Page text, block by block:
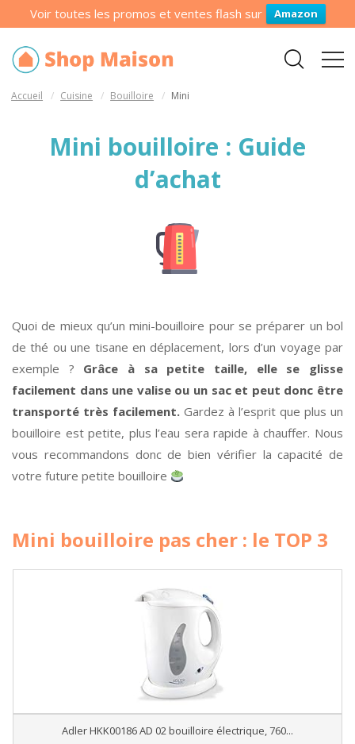
Voir toutes les promos et ventes flash sur Amazon
Accueil Cuisine Bouilloire Mini
Mini bouilloire : Guide
d’achat
Quoi de mieux qu’un mini-bouilloire pour se préparer un bol
de thé ou une tisane en déplacement, lors d’un voyage par
exemple ? Grâce à sa petite taille, elle se glisse
facilement dans une valise ou un sac et peut donc être
transporté très facilement. Gardez à l’esprit que plus un
bouilloire est petite, plus l’eau sera rapide à chauffer. Nous
vous recommandons donc de bien vérifier la capacité de
votre future petite bouilloire
Mini bouilloire pas cher : le TOP 3
Adler HKK00186 AD 02 bouilloire électrique, 760...